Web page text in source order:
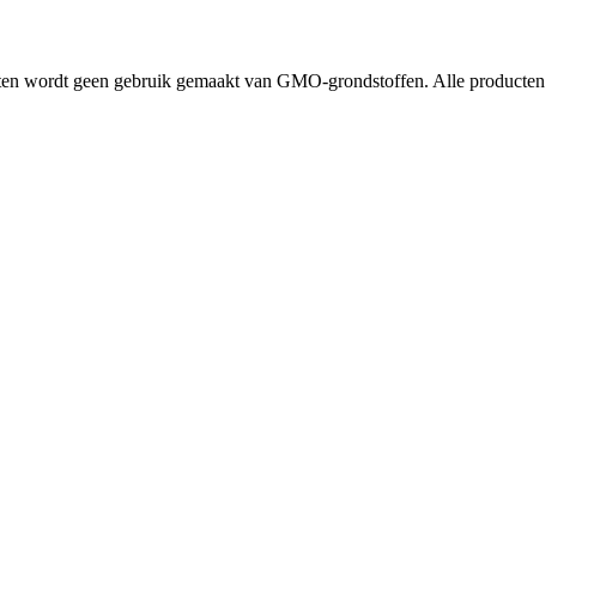
wordt geen gebruik gemaakt van GMO-grondstoffen. Alle producten